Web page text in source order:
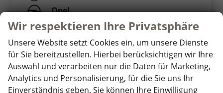
Opel
Peugeot
Renault
Seat
Skoda
Wir respektieren Ihre Privatsphäre
Unsere Website setzt Cookies ein, um unsere Dienste
für Sie bereitzustellen. Hierbei berücksichtigen wir Ihre
Auswahl und verarbeiten nur die Daten für Marketing,
Analytics und Personalisierung, für die Sie uns Ihr
Einverständnis geben. Sie können Ihre Einwilligung